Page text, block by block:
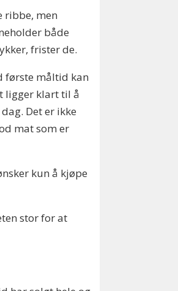
ribbe, men
både
frister de.
første måltid kan
ligger klart til å
Det er ikke
mat som er
kun å kjøpe
stor for at